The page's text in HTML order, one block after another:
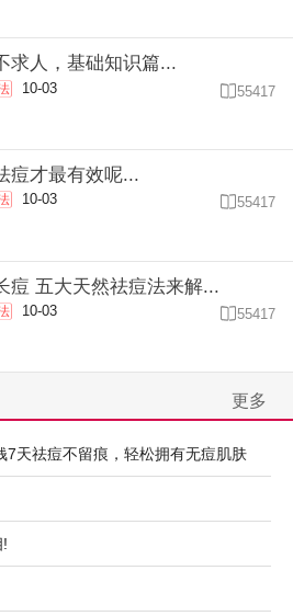
求人，基础知识篇...
10-03 55417
痘才最有效呢...
10-03 55417
痘 五大天然祛痘法来解...
10-03 55417
更多
7天祛痘不留痕，轻松拥有无痘肌肤